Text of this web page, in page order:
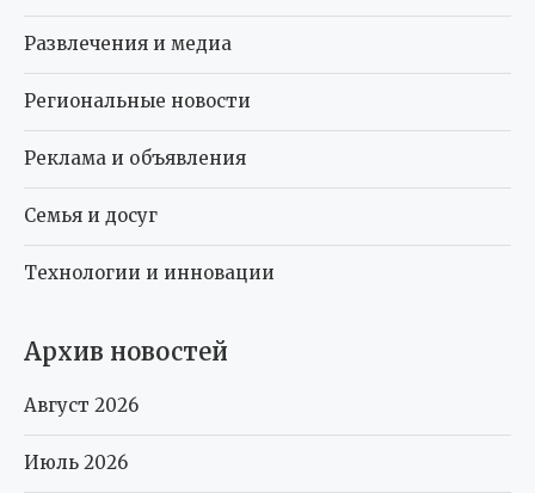
Развлечения и медиа
Региональные новости
Реклама и объявления
Семья и досуг
Технологии и инновации
Архив новостей
Август 2026
Июль 2026